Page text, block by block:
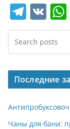
T
el
e
gr
a
m
V
K
Последние
Чаны для бани: